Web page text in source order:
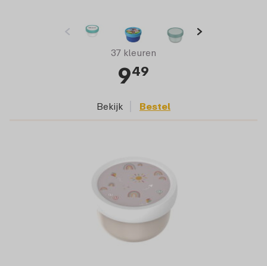
37 kleuren
949
Bekijk Bestel